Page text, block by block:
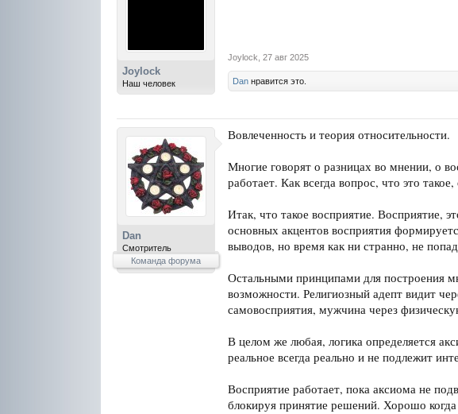
Joylock
Наш человек
Joylock 27 авг 2025
Dan нравится это.
Dan
Смотритель
Команда форума
Вовлеченность и теория относительности.
Многие говорят о разницах во мнении, о
работает. Как всегда вопрос, что это
Итак, что такое восприятие. Восприятие,
основных акцентов восприятия
выводов, но время как ни странно, не
Остальными принципами для построения
возможности. Религиозный адепт видит
самовосприятия, мужчина через
В целом же любая, логика определяется
реальное всегда реально и не подлежит
Восприятие работает, пока аксиома не
блокируя принятие решений. Хорошо